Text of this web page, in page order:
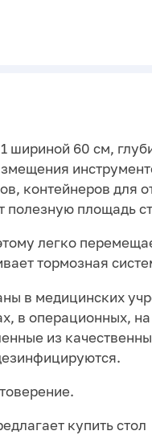
60 см,
контейнеров для
полезную площадь
легко
тормозная
в медицинских
в операционных, на
из
купить стол